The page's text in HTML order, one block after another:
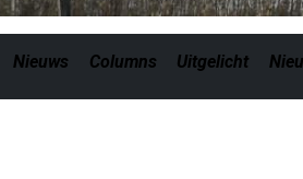
Nieuws Columns Uitgelicht